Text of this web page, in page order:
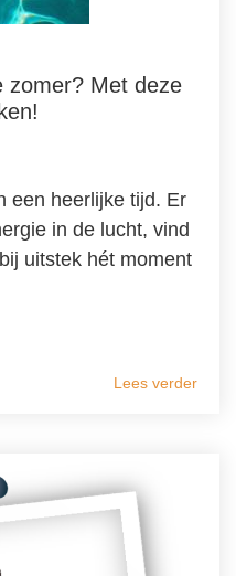
zomer? Met deze
een heerlijke tijd. Er
in de lucht, vind
uitstek hét moment
Lees verder